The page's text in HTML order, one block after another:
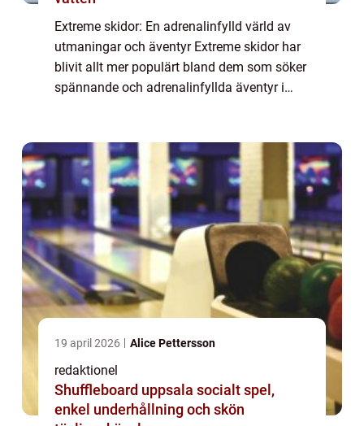
Extreme skidor: En adrenalinfylld värld av
utmaningar och äventyr Extreme skidor har
blivit allt mer populärt bland dem som söker
spännande och adrenalinfyllda äventyr i
skidåkning...
19 april 2026 Alice Pettersson
redaktionel
Shuffleboard uppsala socialt spel,
enkel underhållning och skön